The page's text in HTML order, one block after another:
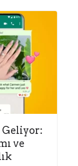
Geliyor:
ve